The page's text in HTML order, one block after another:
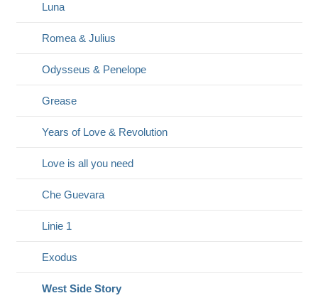
Luna
Romea & Julius
Odysseus & Penelope
Grease
Years of Love & Revolution
Love is all you need
Che Guevara
Linie 1
Exodus
West Side Story